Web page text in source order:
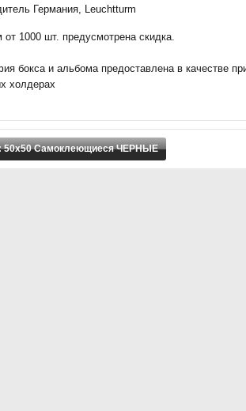
Германия, Leuchtturm
от 1000 шт. предусмотрена скидка.
бокса и альбома предоставлена в качестве
холдерах
50х50 Самоклеющиеся ЧЕРНЫЕ